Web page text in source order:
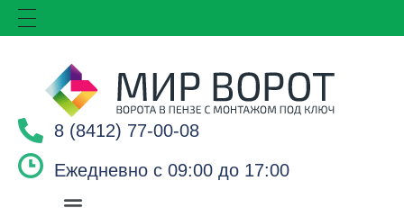
8 (8412) 77-00-08
Ежедневно с 09:00 до 17:00